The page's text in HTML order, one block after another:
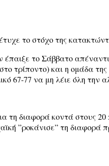
το στόχο της
το Σάββατο
τρίποντο) και η ομάδα
67-77 να μη λέιε όλη την
διαφορά κοντά στους 20
”ροκάνισε” τη διαφορά